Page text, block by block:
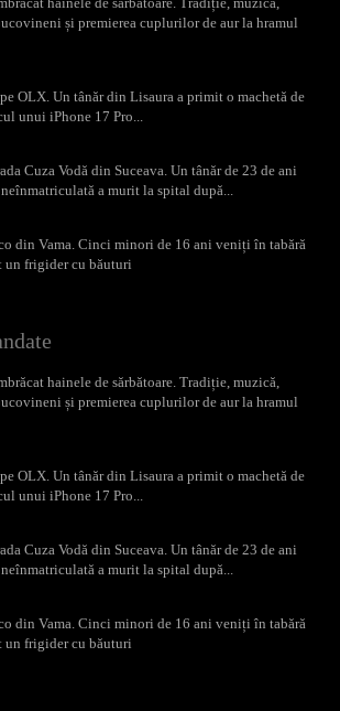
și premierea cuplurilor de aur la hramul
OLX. Un tânăr din Lisaura a primit o machetă de
unui iPhone 17 Pro...
Cuza Vodă din Suceava. Un tânăr de 23 de ani
a murit la spital după...
din Vama. Cinci minori de 16 ani veniți în tabără
un frigider cu băuturi
hainele de sărbătoare. Tradiție, muzică,
și premierea cuplurilor de aur la hramul
OLX. Un tânăr din Lisaura a primit o machetă de
unui iPhone 17 Pro...
Cuza Vodă din Suceava. Un tânăr de 23 de ani
a murit la spital după...
din Vama. Cinci minori de 16 ani veniți în tabără
un frigider cu băuturi